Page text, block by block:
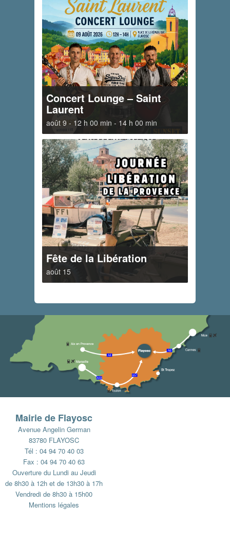
Concert Lounge – Saint
Laurent
août 9 - 12 h 00 min - 14 h 00 min
Fête de la Libération
août 15
Mairie de Flayosc
Avenue Angelin German
83780 FLAYOSC
Tél : 04 94 70 40 03
Fax : 04 94 70 40 63
Ouverture du Lundi au Jeudi
de 8h30 à 12h et de 13h30 à 17h
Vendredi de 8h30 à 15h00
Mentions légales